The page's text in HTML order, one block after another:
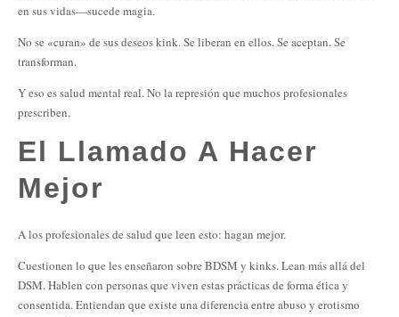
en sus vidas—sucede magia.
No se «curan» de sus deseos kink. Se liberan en ellos. Se aceptan. Se
transforman.
Y eso es salud mental real. No la represión que muchos profesionales
prescriben.
El Llamado A Hacer
Mejor
A los profesionales de salud que leen esto: hagan mejor.
Cuestionen lo que les enseñaron sobre BDSM y kinks. Lean más allá del
DSM. Hablen con personas que viven estas prácticas de forma ética y
consentida. Entiendan que existe una diferencia entre abuso y erotismo